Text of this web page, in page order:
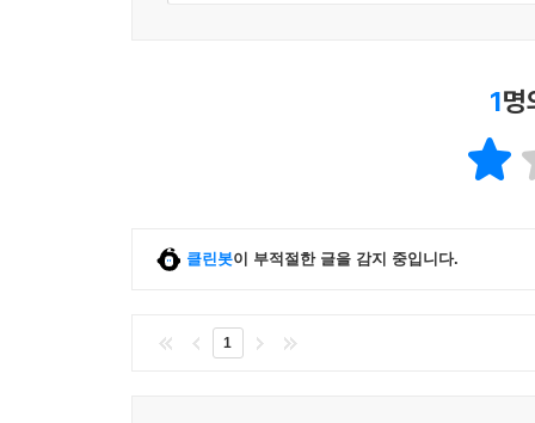
1명
클린봇이 부적절한 글을 감지 중입니다.
1